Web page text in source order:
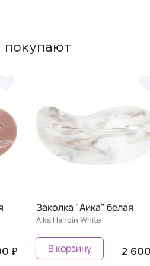
покупают
Заколка "Аика" белая
Aika Hairpin White
2 600 ₽
В корзину